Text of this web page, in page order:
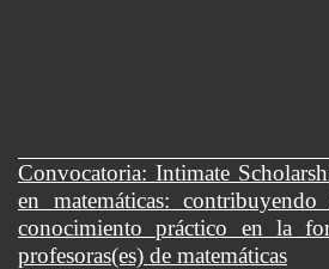
Convocatoria: Intimate
en matemáticas:
conocimiento práctico en la
profesoras(es) de matemáticas